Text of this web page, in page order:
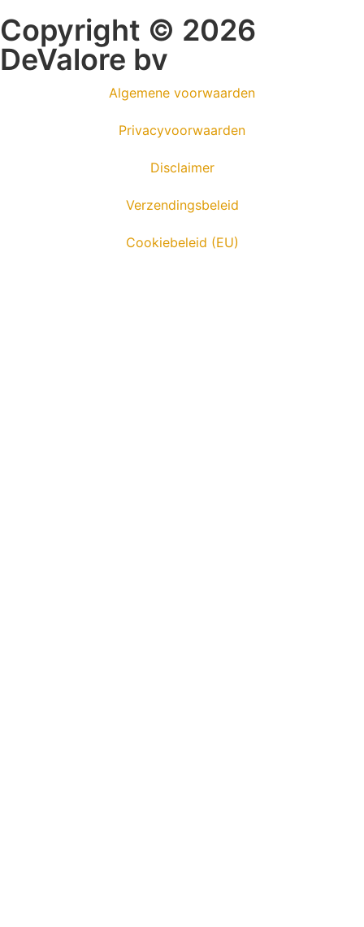
Copyright © 2026
DeValore bv
Algemene voorwaarden
Privacyvoorwaarden
Disclaimer
Verzendingsbeleid
Cookiebeleid (EU)